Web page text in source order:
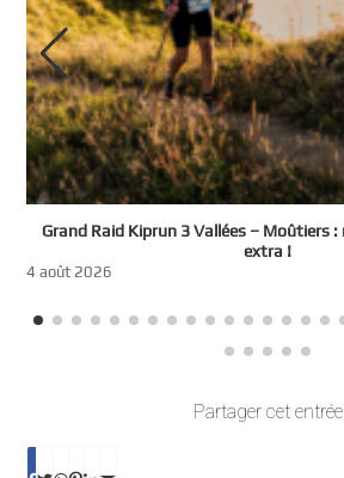
Grand Raid Kiprun 3 Vallées – Moûtiers
extra !
4 août 2026
Partager cet entrée